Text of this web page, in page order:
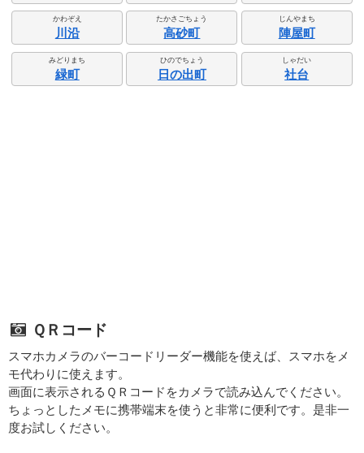
かわぞえ
川沿
たかさごちょう
高砂町
じんやまち
陣屋町
みどりまち
緑町
ひのでちょう
日の出町
しゃだい
社台
ＱＲコード
スマホカメラのバーコードリーダー機能を使えば、スマホをメ
モ代わりに使えます。
画面に表示されるＱＲコードをカメラで読み込んでください。
ちょっとしたメモに携帯端末を使うと非常に便利です。是非一
度お試しください。